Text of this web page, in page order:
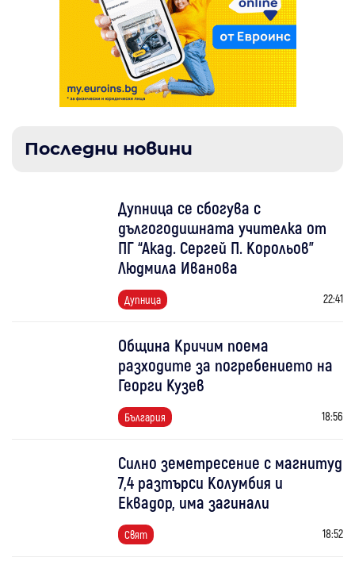
Последни новини
Дупница се сбогува с
дългогодишната учителка от
ПГ “Акад. Сергей П. Корольов"
Людмила Иванова
Дупница 22:41
Община Кричим поема
разходите за погребението на
Георги Кузев
България 18:56
Силно земетресение с магнитуд
7,4 разтърси Колумбия и
Еквадор, има загинали
Свят 18:52